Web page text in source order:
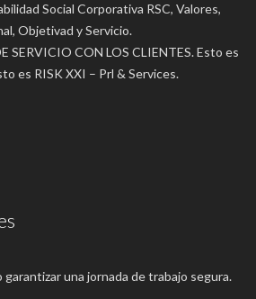
Social Corporativa RSC, Valores,
Objetivad y Servicio.
SERVICIO CON LOS CLIENTES. Esto es
es RISK XXI – Prl & Services.
garantizar una jornada de trabajo segura.